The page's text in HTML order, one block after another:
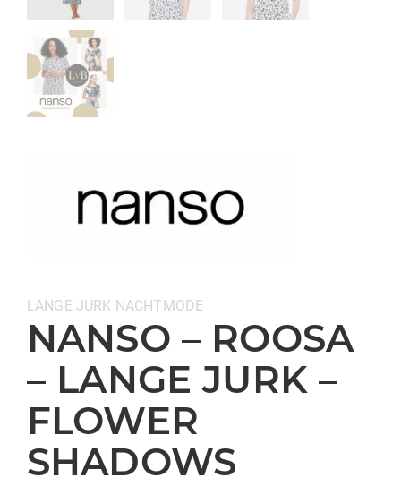
Categorieën:
LANGE JURK NACHTMODE
NANSO – ROOSA
– LANGE JURK –
FLOWER
SHADOWS